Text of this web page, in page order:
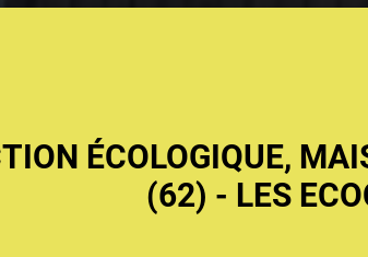
ÉCOLOGIQUE,
(62) - LES